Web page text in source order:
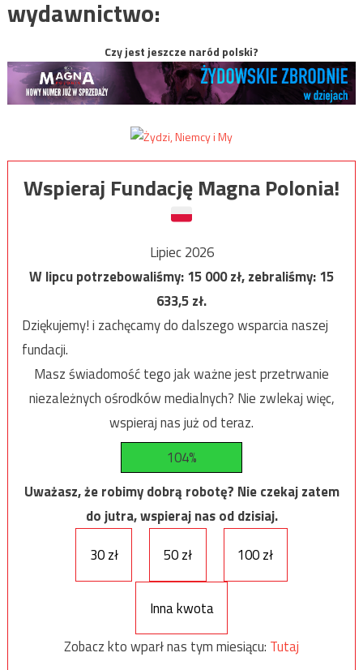
wydawnictwo:
Czy jest jeszcze naród polski?
Wspieraj Fundację Magna Polonia!
Lipiec 2026
W lipcu potrzebowaliśmy:15 000zł, zebraliśmy:15
633,5zł.
Dziękujemy! i zachęcamy do dalszego wsparcia naszej
fundacji.
Masz świadomość tego jak ważne jest przetrwanie
niezależnych ośrodków medialnych? Nie zwlekaj więc,
wspieraj nas już od teraz.
104%
Uważasz, że robimy dobrą robotę? Nie czekaj zatem
do jutra, wspieraj nas od dzisiaj.
30 zł
50 zł 100 zł
Inna kwota
Zobacz kto wparł nas tym miesiącu: Tutaj